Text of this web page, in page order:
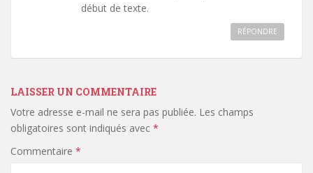
début de texte.
RÉPONDRE
LAISSER UN COMMENTAIRE
Votre adresse e-mail ne sera pas publiée. Les champs
obligatoires sont indiqués avec *
Commentaire *